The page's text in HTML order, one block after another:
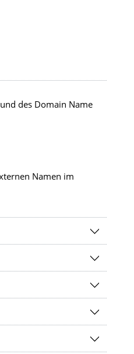
des Domain Name
Namen im